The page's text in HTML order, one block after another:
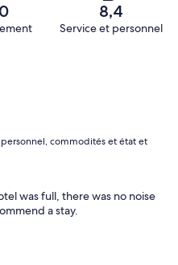
8,4
Service et personnel
commodités et état et
was full, there was no noise
a stay.